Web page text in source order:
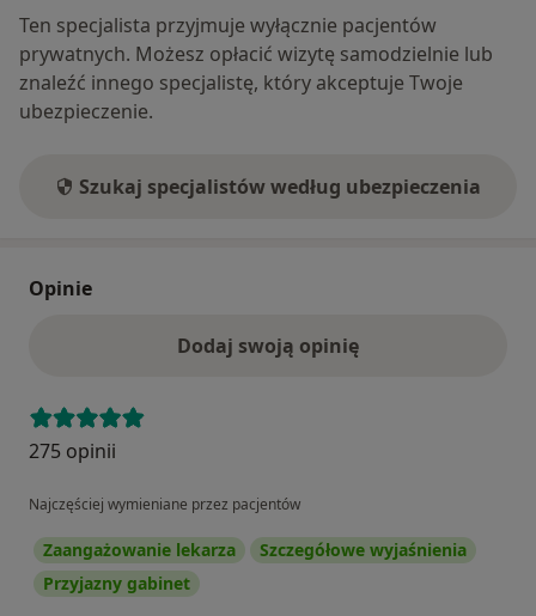
Ten specjalista przyjmuje wyłącznie pacjentów
prywatnych. Możesz opłacić wizytę samodzielnie lub
znaleźć innego specjalistę, który akceptuje Twoje
ubezpieczenie.
Szukaj specjalistów według ubezpieczenia
Opinie
Dodaj swoją opinię
275 opinii
Najczęściej wymieniane przez pacjentów
Zaangażowanie lekarza
Szczegółowe wyjaśnienia
Przyjazny gabinet